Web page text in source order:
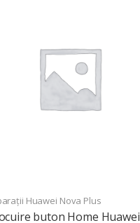
Huawei Nova Plus
buton Home Huawei